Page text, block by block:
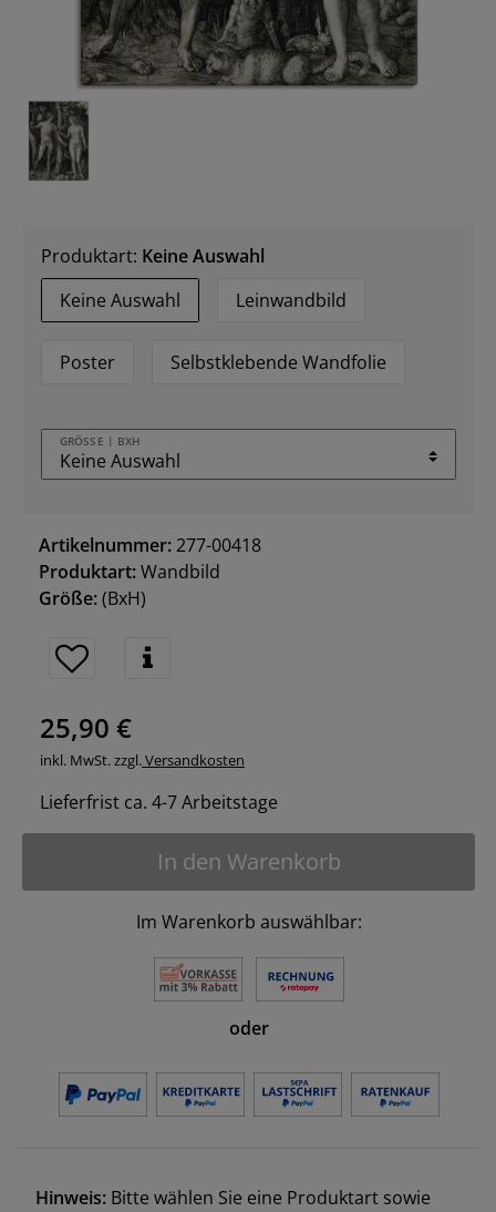
Produktart: Keine Auswahl
Keine Auswahl
Leinwandbild
Poster Selbstklebende Wandfolie
GRÖSSE | BXH
Artikelnummer:277-00418
Produktart:Wandbild
Größe:(BxH)
25,90 €
inkl. MwSt. zzgl.Versandkosten
Lieferfrist ca. 4-7 Arbeitstage
In den Warenkorb
Im Warenkorb auswählbar:
oder
Hinweis: Bitte wählen Sie eine Produktart sowie